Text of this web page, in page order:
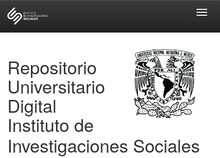
Repositorio
Universitario
Digital
Instituto de
Investigaciones Sociales